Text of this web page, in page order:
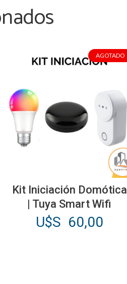
AGOTADO
Kit Iniciación Domótica
| Tuya Smart Wifi
U$S 60,00